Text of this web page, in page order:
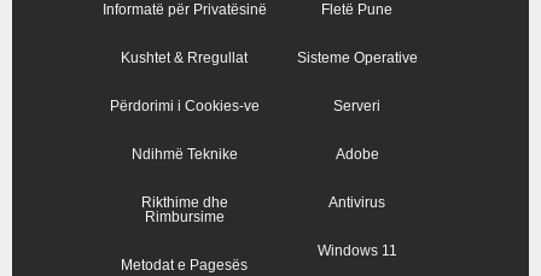
Informatë për Privatësinë
Kushtet & Rregullat
Përdorimi i Cookies-ve
Ndihmë Teknike
Rikthime dhe
Rimbursime
Metodat e Pagesës
Fletë Pune
Sisteme Operative
Serveri
Adobe
Antivirus
Windows 11